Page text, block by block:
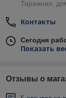
Тиражная,
Контакты
Сегодня
Показать
Отзывы о